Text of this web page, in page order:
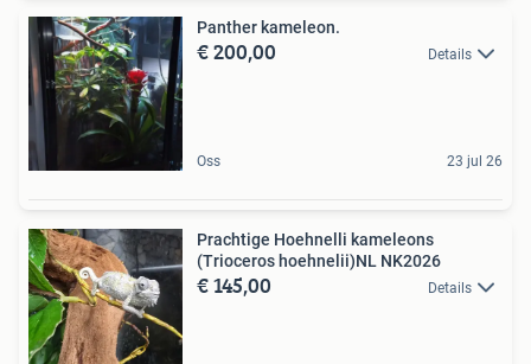
Panther kameleon.
€ 200,00 Details
Oss 23 jul 26
Prachtige Hoehnelli kameleons
(Trioceros hoehnelii)NL NK2026
€ 145,00 Details